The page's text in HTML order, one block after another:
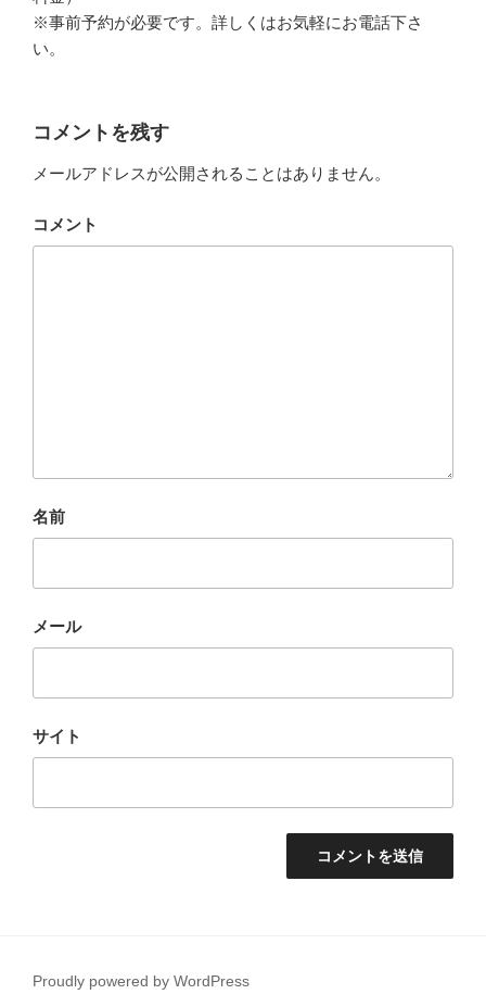
※事前予約が必要です。詳しくはお気軽にお電話下さ
い。
コメントを残す
メールアドレスが公開されることはありません。
コメント
名前
メール
サイト
Proudly powered by WordPress